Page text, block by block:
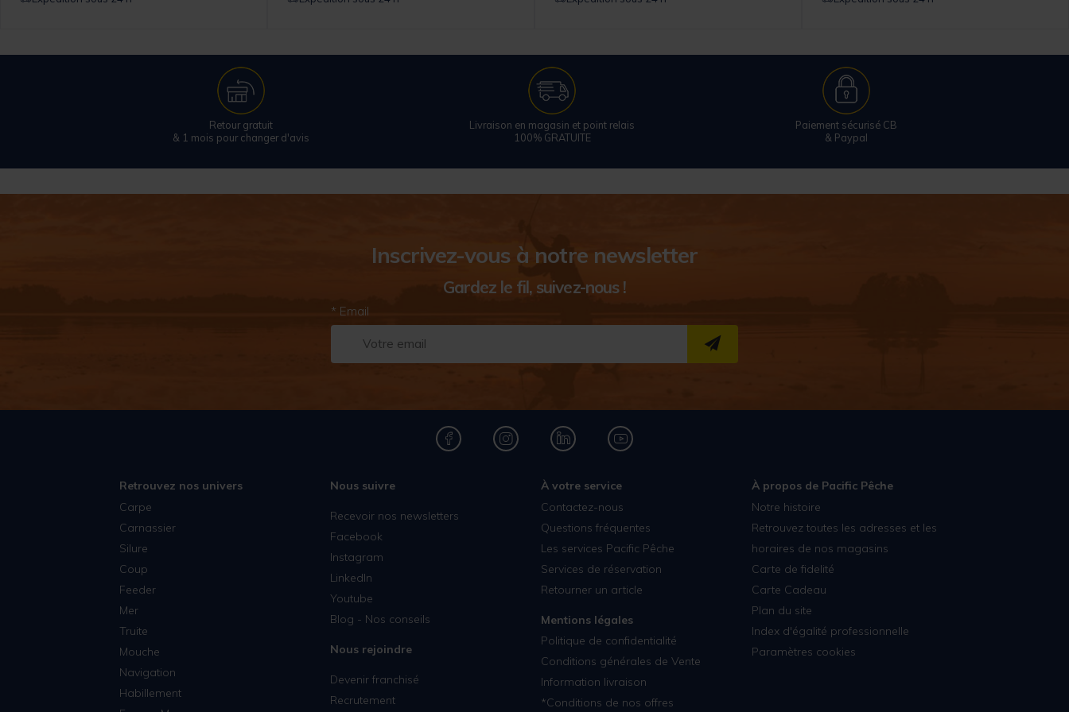
Retour gratuit
& 1 mois pour changer d'avis
Livraison en magasin et point relais
100% GRATUITE
Paiement sécurisé CB
& Paypal
Inscrivez-vous à notre newsletter
Gardez le fil, suivez-nous !
* Email
S''INSCRIRE
Retrouvez nos univers
Carpe
Carnassier
Silure
Coup
Feeder
Mer
Truite
Mouche
Navigation
Habillement
Nous suivre
Recevoir nos newsletters
Facebook
Instagram
LinkedIn
Youtube
Blog - Nos conseils
Nous rejoindre
Devenir franchisé
Recrutement
À votre service
Contactez-nous
Questions fréquentes
Les services Pacific Pêche
Services de réservation
Retourner un article
Mentions légales
Politique de confidentialité
Conditions générales de Vente
Information livraison
*Conditions de nos offres
À propos de Pacific Pêche
Notre histoire
Retrouvez toutes les adresses et les
horaires de nos magasins
Carte de fidelité
Carte Cadeau
Plan du site
Index d'égalité professionnelle
Paramètres cookies